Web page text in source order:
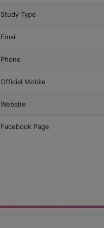
Study Type
Email
Phone
Official Mobile
Website
Facebook Page